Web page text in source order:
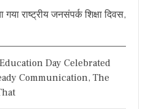
राष्ट्रीय जनसंपर्क शिक्षा दिवस,
Day Celebrated
Communication, The